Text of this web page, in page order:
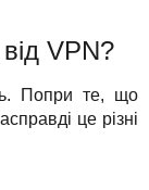
VPN?
Попри те, що
це різні